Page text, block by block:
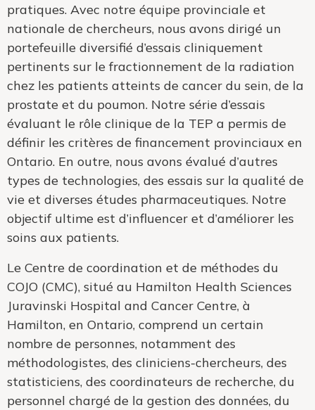
pratiques. Avec notre équipe provinciale et
nationale de chercheurs, nous avons dirigé un
portefeuille diversifié d’essais cliniquement
pertinents sur le fractionnement de la radiation
chez les patients atteints de cancer du sein, de la
prostate et du poumon. Notre série d’essais
évaluant le rôle clinique de la TEP a permis de
définir les critères de financement provinciaux en
Ontario. En outre, nous avons évalué d’autres
types de technologies, des essais sur la qualité de
vie et diverses études pharmaceutiques. Notre
objectif ultime est d’influencer et d’améliorer les
soins aux patients.
Le Centre de coordination et de méthodes du
COJO (CMC), situé au Hamilton Health Sciences
Juravinski Hospital and Cancer Centre, à
Hamilton, en Ontario, comprend un certain
nombre de personnes, notamment des
méthodologistes, des cliniciens-chercheurs, des
statisticiens, des coordinateurs de recherche, du
personnel chargé de la gestion des données, du